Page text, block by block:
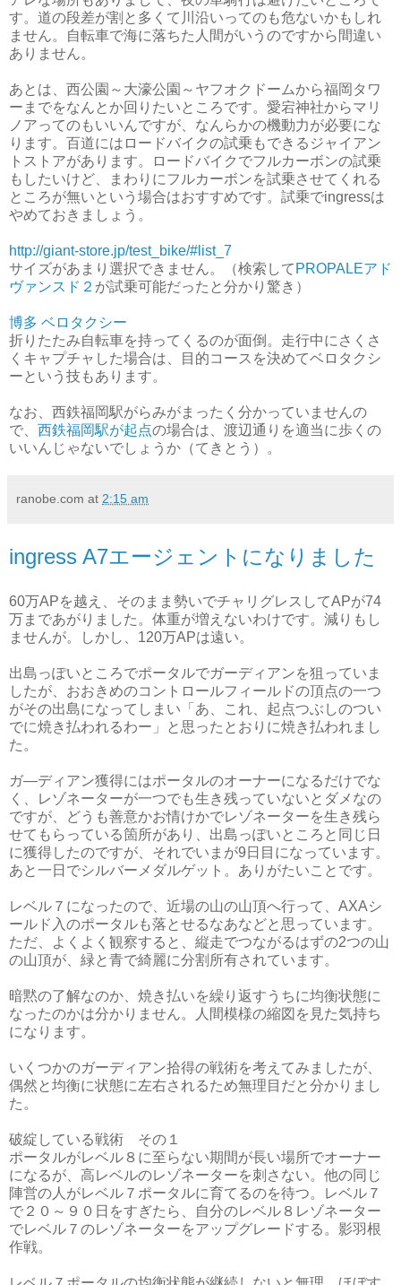
す。道の段差が割と多くて川沿いってのも危ないかもしれ
ません。自転車で海に落ちた人間がいうのですから間違い
ありません。
あとは、西公園～大濠公園～ヤフオクドームから福岡タワ
ーまでをなんとか回りたいところです。愛宕神社からマリ
ノアってのもいいんですが、なんらかの機動力が必要にな
ります。百道にはロードバイクの試乗もできるジャイアン
トストアがあります。ロードバイクでフルカーボンの試乗
もしたいけど、まわりにフルカーボンを試乗させてくれる
ところが無いという場合はおすすめです。試乗でingressは
やめておきましょう。
http://giant-store.jp/test_bike/#list_7
サイズがあまり選択できません。（検索して PROPALEアド
ヴァンスド２ が試乗可能だったと分かり驚き）
博多 ベロタクシー
折りたたみ自転車を持ってくるのが面倒。走行中にさくさ
くキャプチャした場合は、目的コースを決めてベロタクシ
ーという技もあります。
なお、西鉄福岡駅がらみがまったく分かっていませんの
で、 西鉄福岡駅が起点の場合は、渡辺通りを適当に歩くの
いいんじゃないでしょうか（てきとう）。
ranobe.com at 2:15 am
ingress A7エージェントになりました
60万APを越え、そのまま勢いでチャリグレスしてAPが74
万まであがりました。体重が増えないわけです。減りもし
ませんが。しかし、120万APは遠い。
出島っぽいところでポータルでガーディアンを狙っていま
したが、おおきめのコントロールフィールドの頂点の一つ
がその出島になってしまい「あ、これ、起点つぶしのつい
でに焼き払われるわー」と思ったとおりに焼き払われまし
た。
ガ―ディアン獲得にはポータルのオーナーになるだけでな
く、レゾネーターが一つでも生き残っていないとダメなの
ですが、どうも善意かお情けかでレゾネーターを生き残ら
せてもらっている箇所があり、出島っぽいところと同じ日
に獲得したのですが、それでいまが9日目になっています。
あと一日でシルバーメダルゲット。ありがたいことです。
レベル７になったので、近場の山の山頂へ行って、AXAシ
ールド入のポータルも落とせるなあなどと思っています。
ただ、よくよく観察すると、縦走でつながるはずの2つの山
の山頂が、緑と青で綺麗に分割所有されています。
暗黙の了解なのか、焼き払いを繰り返すうちに均衡状態に
なったのかは分かりません。人間模様の縮図を見た気持ち
になります。
いくつかのガーディアン拾得の戦術を考えてみましたが、
偶然と均衡に状態に左右されるため無理目だと分かりまし
た。
破綻している戦術 その１
ポータルがレベル８に至らない期間が長い場所でオーナー
になるが、高レベルのレゾネーターを刺さない。他の同じ
陣営の人がレベル７ポータルに育てるのを待つ。レベル７
で２０～９０日をすぎたら、自分のレベル８レゾネーター
でレベル７のレゾネーターをアップグレードする。影羽根
作戦。